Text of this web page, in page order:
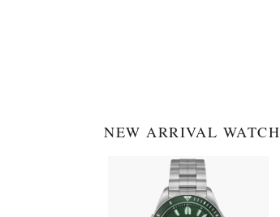
NEW ARRIVAL WATCH